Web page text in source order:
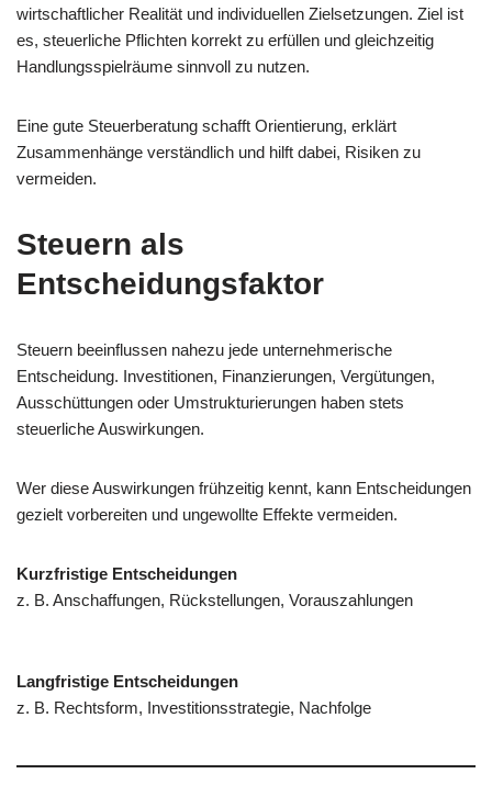
wirtschaftlicher Realität und individuellen Zielsetzungen. Ziel ist
es, steuerliche Pflichten korrekt zu erfüllen und gleichzeitig
Handlungsspielräume sinnvoll zu nutzen.
Eine gute Steuerberatung schafft Orientierung, erklärt
Zusammenhänge verständlich und hilft dabei, Risiken zu
vermeiden.
Steuern als
Entscheidungsfaktor
Steuern beeinflussen nahezu jede unternehmerische
Entscheidung. Investitionen, Finanzierungen, Vergütungen,
Ausschüttungen oder Umstrukturierungen haben stets
steuerliche Auswirkungen.
Wer diese Auswirkungen frühzeitig kennt, kann Entscheidungen
gezielt vorbereiten und ungewollte Effekte vermeiden.
Kurzfristige Entscheidungen
z. B. Anschaffungen, Rückstellungen, Vorauszahlungen
Langfristige Entscheidungen
z. B. Rechtsform, Investitionsstrategie, Nachfolge